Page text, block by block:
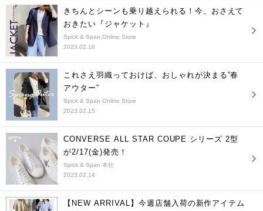
きちんとシーンも乗り越えられる！今、おさえて
おきたい『ジャケット』
Spick & Span Online Store
2023.02.16
これさえ羽織っておけば、おしゃれが決まる”春
アウター”
Spick & Span Online Store
2023.02.15
CONVERSE ALL STAR COUPE シリーズ 2型
が2/17(金)発売！
Spick & Span 本社
2023.02.14
【NEW ARRIVAL】今週店舗入荷の新作アイテム